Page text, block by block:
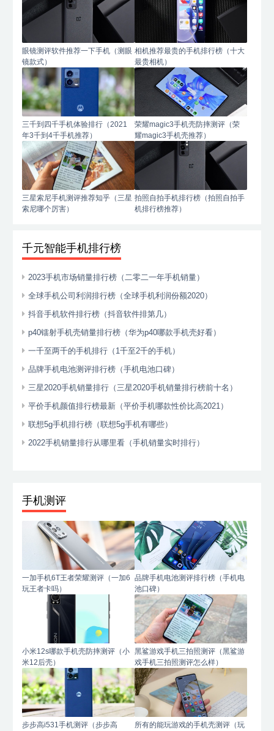
眼镜测评软件推荐一下手机（测眼
镜款式）
相机推荐最贵的手机排行榜（十大
最贵相机）
三千到四千手机体验排行（2021
年3千到4千手机推荐）
荣耀magic3手机壳防摔测评（荣
耀magic3手机壳推荐）
三星索尼手机测评推荐知乎（三星
索尼哪个厉害）
拍照自拍手机排行榜（拍照自拍手
机排行榜推荐）
千元智能手机排行榜
2023手机市场销量排行榜（二零二一年手机销量）
全球手机公司利润排行榜（全球手机利润份额2020）
抖音手机软件排行榜（抖音软件排第几）
p40镭射手机壳销量排行榜（华为p40哪款手机壳好看）
一千至两千的手机排行（1千至2千的手机）
品牌手机电池测评排行榜（手机电池口碑）
三星2020手机销量排行（三星2020手机销量排行榜前十名）
平价手机颜值排行榜最新（平价手机哪款性价比高2021）
联想5g手机排行榜（联想5g手机有哪些）
2022手机销量排行从哪里看（手机销量实时排行）
手机测评
一加手机6T王者荣耀测评（一加6
玩王者卡吗）
品牌手机电池测评排行榜（手机电
池口碑）
小米12s哪款手机壳防摔测评（小
米12后壳）
黑鲨游戏手机三拍照测评（黑鲨游
戏手机三拍照测评怎么样）
步步高i531手机测评（步步高
所有的能玩游戏的手机壳测评（玩